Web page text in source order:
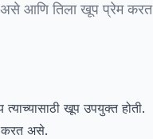
असे आणि तिला खूप प्रेम करत
खूप उपयुक्त होती.
करत असे.